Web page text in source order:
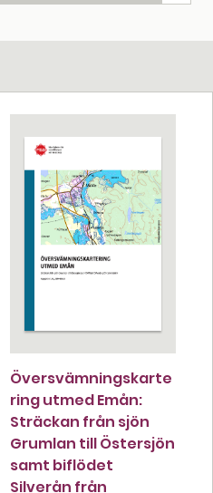
Översvämningskarte
ring utmed Emån:
Sträckan från sjön
Grumlan till Östersjön
samt biflödet
Silverån från